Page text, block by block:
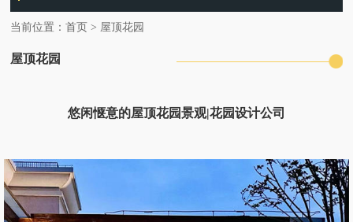
当前位置：首页 > 屋顶花园
屋顶花园
悠闲惬意的屋顶花园景观|花园设计公司